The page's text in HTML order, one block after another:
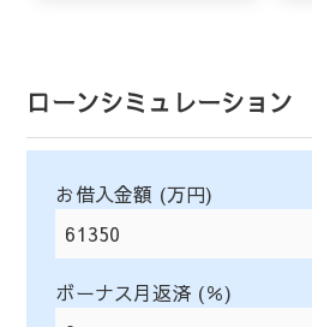
ローンシミュレーション
お借入金額 (万円)
ボーナス月返済 (％)